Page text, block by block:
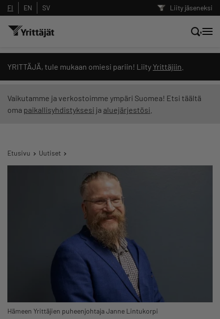
Liity jäseneksi
FI EN SV
YRITTÄJÄ, tule mukaan omiesi pariin! Liity Yrittäjiin
Vaikutamme ja verkostoimme ympäri Suomea! Etsi täältä
oma paikallisyhdistyksesi ja aluejärjestösi
Etusivu Uutiset
Hämeen Yrittäjien puheenjohtaja Janne Lintukorpi
Hae sivustolta tai kysy suoraan
Yrittäjien tekoälyltä
Suodata hakutuloksia: näytä kaikki sisältö